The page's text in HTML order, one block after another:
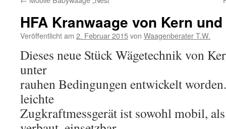
HFA Kranwaage von Kern
Veröffentlicht am 2. Februar 2015von Waagenberater T.W.
Dieses neue Stück Wägetechnik von
unter
rauhen Bedingungen entwickelt
leichte
Zugkraftmessgerät ist sowohl mobil,